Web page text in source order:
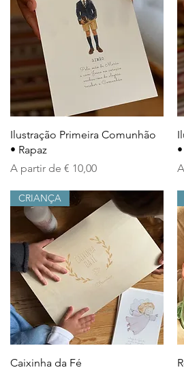
Visualização rápida
Ilustração Primeira Comunhão
• Rapaz
A partir de € 10,00
Preço promocional
Visualização rápida
CRIANÇA
Caixinha da Fé